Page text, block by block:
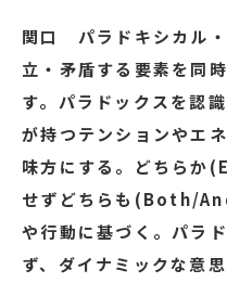
関口
パラドキシカル
立・矛盾する要素を同
す。パラドックスを認
が持つテンションやエ
味方にする。どちら
せずどちらも(Both/
や行動に基づく。パラ
ず、ダイナミックな意